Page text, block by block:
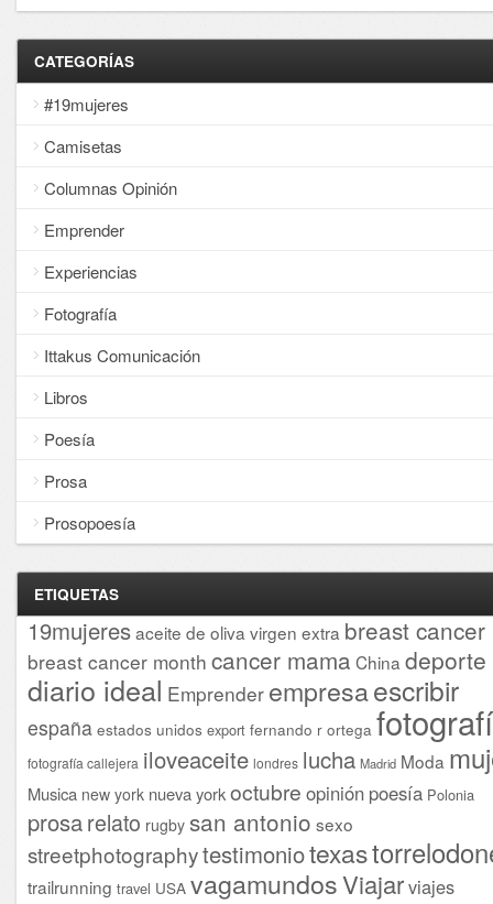
CATEGORÍAS
#19mujeres
Camisetas
Columnas Opinión
Emprender
Experiencias
Fotografía
Ittakus Comunicación
Libros
Poesía
Prosa
Prosopoesía
ETIQUETAS
19mujeresaceite de oliva virgen extra breast cancer
breast cancer month cancer mama China deporte
diario ideal Emprender empresaescribir
españa estados unidos export fernando r ortega
fotografía callejera iloveaceite londres lucha Madrid Moda
Musica new york nueva yorkoctubre opinión poesía Polonia
prosarelato rugby san antonio sexo
streetphotographytestimoniotexas
trailrunning travel USA vagamundosViajarviajes